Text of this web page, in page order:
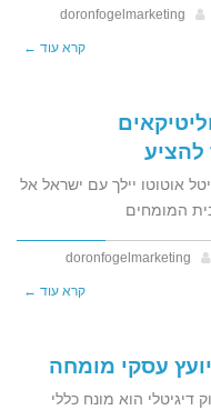
doronfogelmarketing
קרא עוד ←
אוטוטו יילך עם ישראל אל
המומחים
doronfogelmarketing
קרא עוד ←
יועץ עסקי מומחה
דיגיטלי הוא מונח כללי